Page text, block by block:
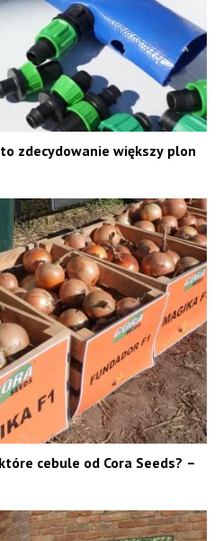
zdecydowanie większy plon
cebule od Cora Seeds? –